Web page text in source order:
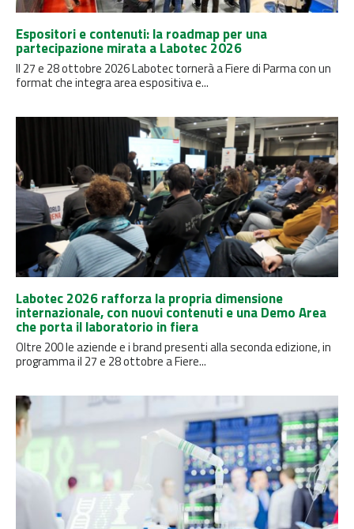
Espositori e contenuti: la roadmap per una
partecipazione mirata a Labotec 2026
Il 27 e 28 ottobre 2026 Labotec tornerà a Fiere di Parma con un
format che integra area espositiva e...
Labotec 2026 rafforza la propria dimensione
internazionale, con nuovi contenuti e una Demo Area
che porta il laboratorio in fiera
Oltre 200 le aziende e i brand presenti alla seconda edizione, in
programma il 27 e 28 ottobre a Fiere...